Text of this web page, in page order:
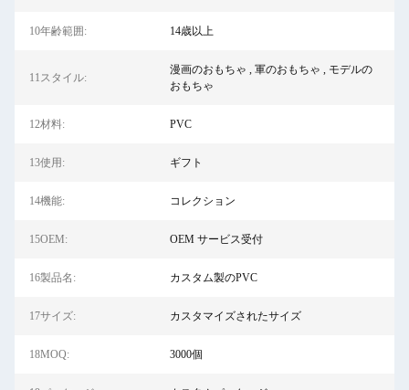
10年齢範囲: 14歳以上
11スタイル:
漫画のおもちゃ , 軍のおもちゃ , モデルの
おもちゃ
12材料: PVC
13使用: ギフト
14機能: コレクション
15OEM: OEM サービス受付
16製品名: カスタム製のPVC
17サイズ: カスタマイズされたサイズ
18MOQ: 3000個